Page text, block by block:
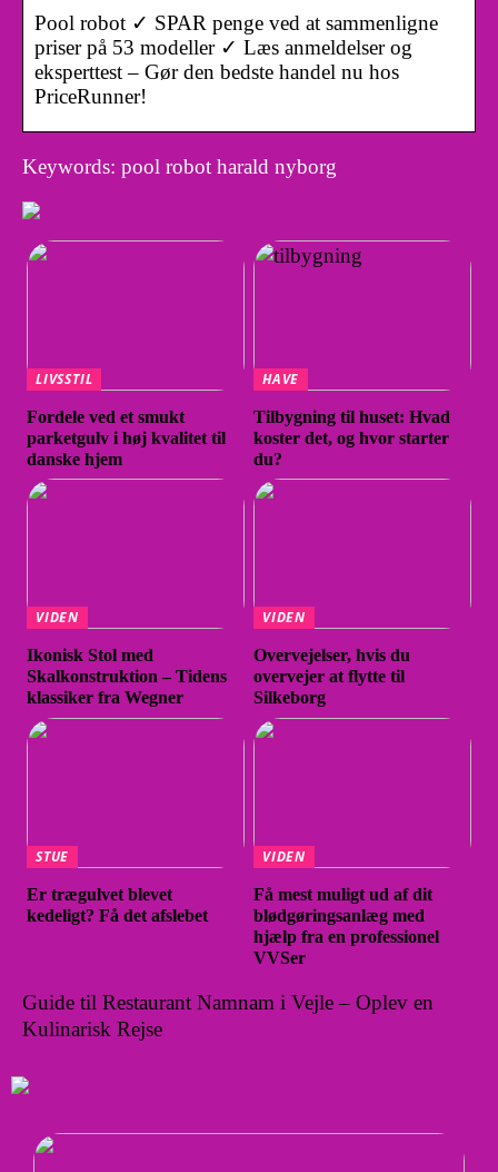
Pool robot ✓ SPAR penge ved at sammenligne
priser på 53 modeller ✓ Læs anmeldelser og
eksperttest – Gør den bedste handel nu hos
PriceRunner!
Keywords: pool robot harald nyborg
LIVSSTIL
Fordele ved et smukt
parketgulv i høj kvalitet til
danske hjem
HAVE
Tilbygning til huset: Hvad
koster det, og hvor starter
du?
VIDEN
Ikonisk Stol med
Skalkonstruktion – Tidens
klassiker fra Wegner
VIDEN
Overvejelser, hvis du
overvejer at flytte til
Silkeborg
STUE
Er trægulvet blevet
kedeligt? Få det afslebet
VIDEN
Få mest muligt ud af dit
blødgøringsanlæg med
hjælp fra en professionel
VVSer
Guide til Restaurant Namnam i Vejle – Oplev en
Kulinarisk Rejse